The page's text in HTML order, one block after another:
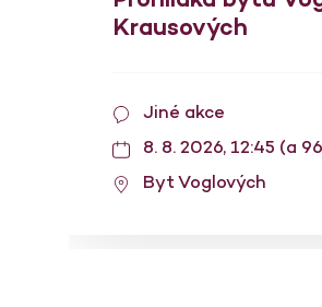
Krausových
Jiné akce
8. 8. 2026, 12:45 (a
Byt Voglových